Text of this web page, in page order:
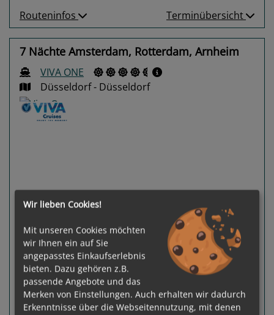
Routeninfos Terminübersicht
7 Nächte Amsterdam, Rotterdam, Arnheim
VIVA ONE
Düsseldorf - Düsseldorf
100 %
6Termine verfügbar:
19.08.26
12.06.27 26.06.27 10.07.27 24.07.27
Wir lieben Cookies!
Mit unseren Cookies möchten
wir Ihnen ein auf Sie
angepasstes Einkaufserlebnis
bieten. Dazu gehören z.B.
passende Angebote und das
Merken von Einstellungen. Auch erhalten wir dadurch
Erkenntnisse über die Webseitennutzung, mit denen